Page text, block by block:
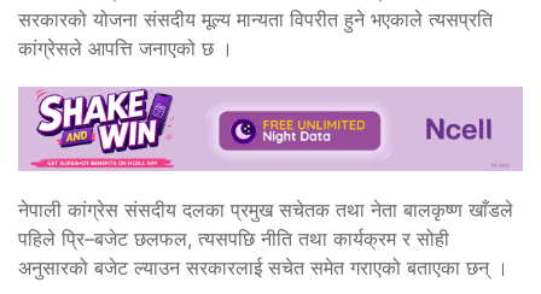
सरकारको योजना संसदीय मूल्य मान्यता विपरीत हुने भएकाले त्यसप्रति
कांग्रेसले आपत्ति जनाएको छ ।
नेपाली कांग्रेस संसदीय दलका प्रमुख सचेतक तथा नेता बालकृष्ण खाँडले
पहिले प्रि–बजेट छलफल, त्यसपछि नीति तथा कार्यक्रम र सोही
अनुसारको बजेट ल्याउन सरकारलाई सचेत समेत गराएको बताएका छन् ।